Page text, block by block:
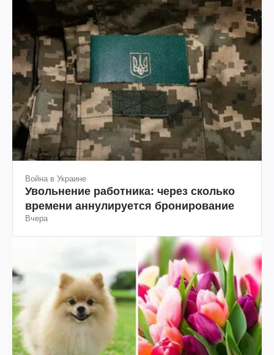
Война в Украине
Увольнение работника: через сколько
времени аннулируется бронирование
Вчера